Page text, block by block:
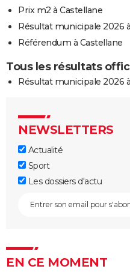
Prix m2 à Castellane
Résultat municipale 2026
Référendum à Castellane
Tous les résultats
Résultat municipale 2026
NEWSLETTERS
Actualité
Sport
Les dossiers d'actu
EN CE MOMENT